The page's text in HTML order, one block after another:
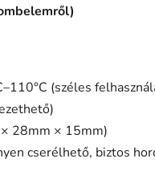
(széles
28mm × 15mm)
cserélhető, biztos